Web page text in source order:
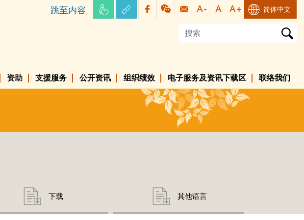
跳至内容 简体中文
资助 支援服务 公开资讯 组织绩效 电子服务及资讯下载区 联络我们
下载 其他语言